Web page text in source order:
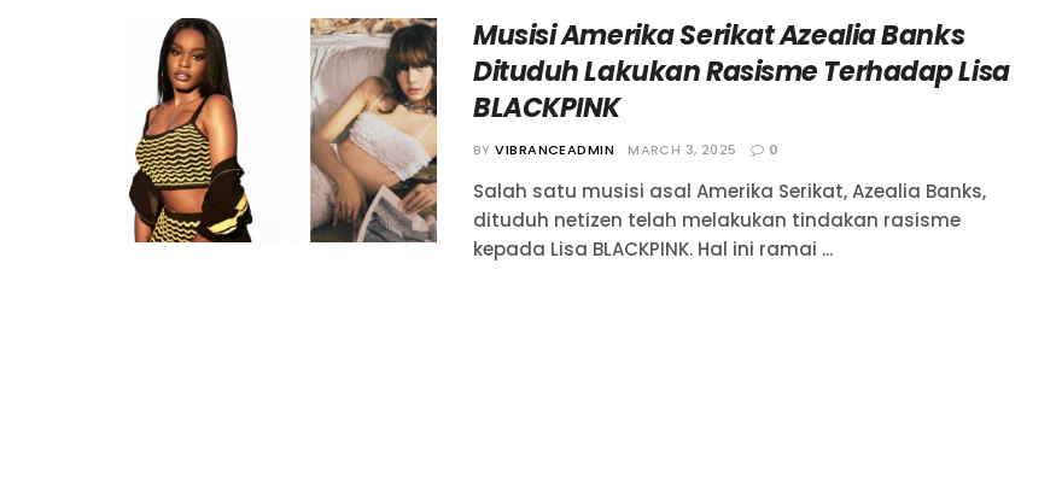
Musisi Amerika Serikat Azealia Banks
Dituduh Lakukan Rasisme Terhadap Lisa
BLACKPINK
BY VIBRANCEADMIN MARCH 3, 2025 0
Salah satu musisi asal Amerika Serikat, Azealia Banks,
dituduh netizen telah melakukan tindakan rasisme
kepada Lisa BLACKPINK. Hal ini ramai ...